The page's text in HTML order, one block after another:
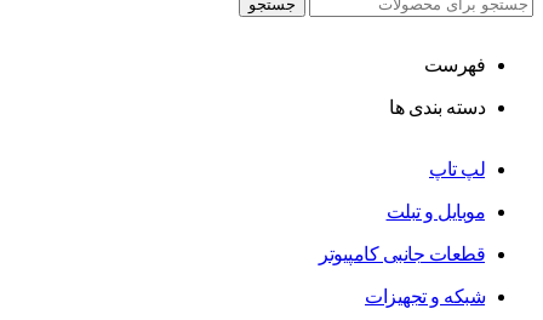
جستجو
فهرست
دسته بندی ها
لپ تاپ
موبایل و تبلت
قطعات جانبی کامپیوتر
شبکه و تجهیزات